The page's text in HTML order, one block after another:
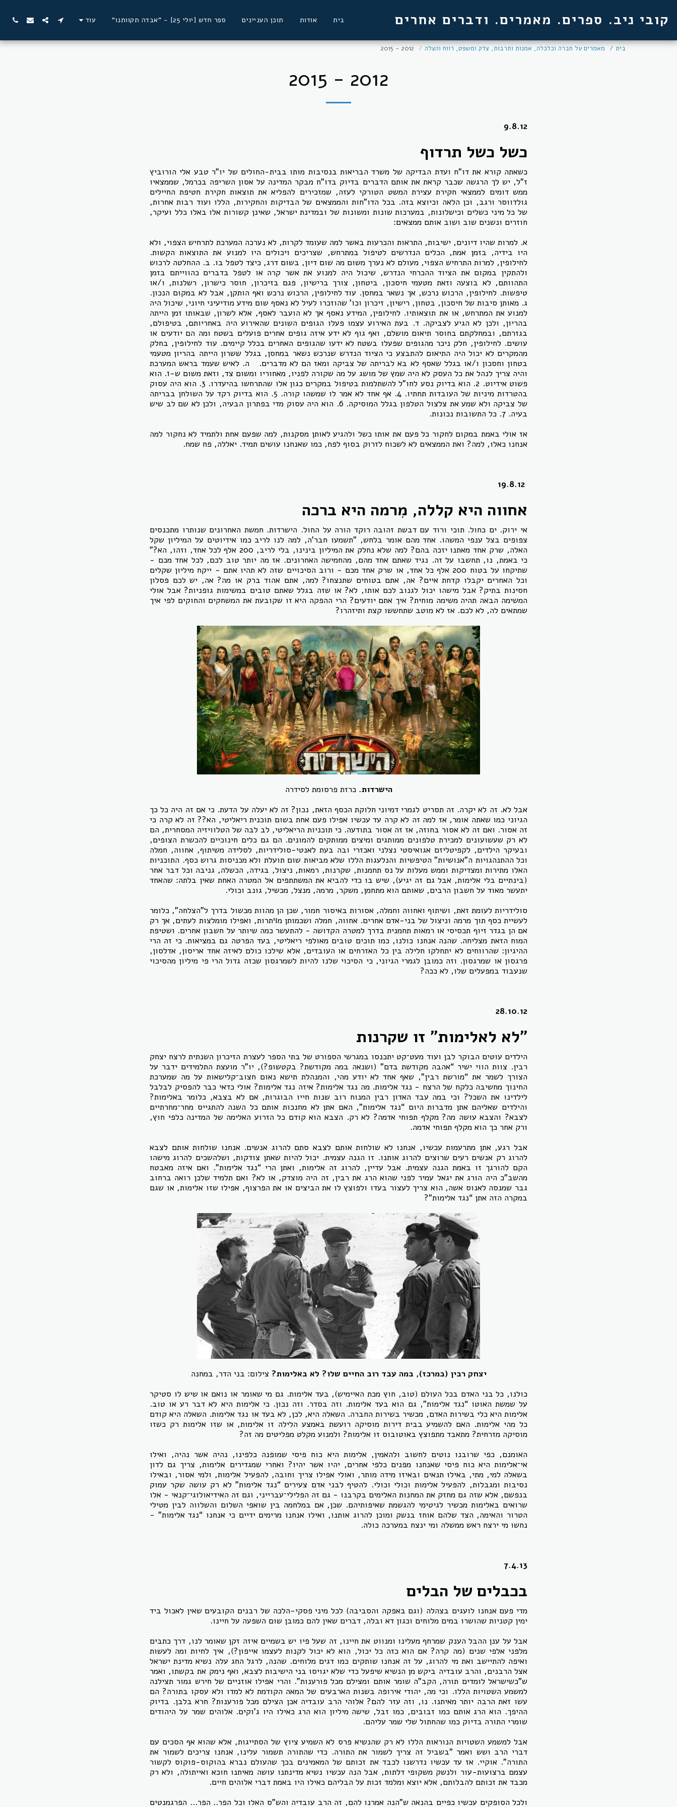
קובי ניב. ספרים. מאמרים. ודברים אחרים בית אודות תוכן העניינים ספר חדש [יולי 25] - "אבדה תקוותנו" עוד
בית מאמרים על חברה וכלכלה, אמנות ותרבות, צדק ומשפט, רווח והצלה 2012 - 2015
2012 - 2015
9.8.12
כשל כשל תרדוף
כשאתה קורא את דו"ח ועדת הבדיקה של משרד הבריאות בנסיבות מותו בבית-החולים של יו"ר טבע אלי הורוביץ
ז"ל, יש לך הרגשה שכבר קראת את אותם הדברים בדיוק בדו"ח מבקר המדינה על אסון השריפה בכרמל, שממצאיו
ממש דומים לממצאי חקירת עצירת המשט הטורקי לעזה, שמזכירים להפליא את תוצאות חקירת חטיפת החיילים
גולדווסר ורגב, וכן הלאה וכיוצא בזה. בכל הדו"חות והממצאים של הבדיקות והחקירות, הללו ועוד רבות אחרות,
של כל מיני כשלים וכישלונות, במערכות שונות ומשונות של ובמדינת ישראל, שאינן קשורות אלו באלו כלל ועיקר,
חוזרים ונשנים שוב ושוב אותם ממצאים:
א. למרות שהיו דיונים, ישיבות, התראות והכרעות באשר למה שעומד לקרות, לא נערכה המערכת לתרחיש הצפוי, ולא
היו בידיה, בזמן אמת, הכלים הנדרשים לטיפול במתרחש, שצריכים ויכולים היו למנוע את התוצאות הקשות.
לחילופין, למרות התרחיש הצפוי, מעולם לא נערך משום מה שום דיון, בשום דרג, כיצד לטפל בו. ב. ההחלטה לרכוש
ולהתקין במקום את הציוד ההכרחי הנדרש, שיכול היה למנוע את אשר קרה או לטפל בדברים כהווייתם בזמן
התהוותם, לא בוצעה וזאת מטעמי חיסכון, ביטחון, צורך ברישיון, פגם בזיכרון, חוסר כישרון, רשלנות, ו/או
טיפשות. לחילופין, הרכוש נרכש, אך נשאר במחסן. עוד לחילופין, הרכוש נרכש ואף הותקן, אבל לא במקום הנכון.
ג. מאותן סיבות של חיסכון, בטחון, רישיון, זיכרון וכו' שהוזכרו לעיל לא נאסף שום מידע מודיעיני חיוני, שיכול היה
למנוע את המתרחש, או את תוצאותיו. לחילופין, המידע נאסף אך לא הועבר לאסף, אלא לשרון, שבאותו זמן הייתה
בהריון, ולכן לא הגיע לצביקה. ד. בעת האירוע עצמו פעלו הגופים השונים שהאירוע היה באחריותם, בטיפולם,
בגזרתם, ובמחלקתם בחוסר תיאום מושלם, ואף גוף לא ידע איזה גופים אחרים פועלים בשטח ומה הם יודעים או
עושים. לחילופין, חלק ניכר מהגופים שפעלו בשטח לא ידעו שהגופים האחרים בכלל קיימים. עוד לחילופין, בחלק
מהמקרים לא יכול היה התיאום להתבצע כי הציוד הנדרש שנרכש נשאר במחסן, בגלל ששרון הייתה בהריון מטעמי
בטחון וחסכון ו/או בגלל שאסף לא בא לבריתה של צביקה ומאז הם לא מדברים. ה. לאיש שעמד בראש המערכת
והיה צריך לנהל את כל העסק לא היה שמץ של מושג על מה שקורה לפניו, מאחוריו ומשום צד, וזאת משום ש-1. הוא
פשוט אידיוט. 2. הוא בדיוק נסע לחו"ל להשתלמות בטיפול במקרים כגון אלו שהתרחשו בהיעדרו. 3. הוא היה עסוק
בהטרדות מיניות של העובדות תחתיו. 4. אף אחד לא אמר לו שמשהו קורה. 5. הוא בדיוק רקד על השולחן בבריתה
של צביקה ולא שמע את צלצול הטלפון בגלל המוסיקה. 6. הוא היה עסוק מדי בפתרון הבעיה, ולכן לא שם לב שיש
בעיה. 7. כל התשובות נכונות.
אז אולי באמת במקום לחקור כל פעם את אותו כשל ולהגיע לאותן מסקנות, למה שפעם אחת ולתמיד לא נחקור למה
אנחנו כאלו, למה? ואת הממצאים לא לשכוח לזרוק בסוף לפח, כמו שאנחנו עושים תמיד. יאללה, פח שמח.
19.8.12
אחווה היא קללה, מִרמה היא ברכה
אי ירוק. ים כחול. תוכי ורוד עם דבשת זהובה רוקד הורה על החול. הישרדות. חמשת האחרונים שנותרו מתכנסים
צפופים בצל ענפי המשהו. אחד מהם אומר בלחש, "תשמעו חבר'ה, למה לנו לריב כמו אידיוטים על המיליון שקל
האלה, שרק אחד מאתנו יזכה בהם? למה שלא נחלק את המיליון בינינו, בלי לריב, 200 אלף לכל אחד, וזהו, הא?"
כי באמת, נו, תחשבו על זה. נגיד שאתם אחד מהם, מהחמישה האחרונים. אז מה יותר טוב לכם, לכל אחד מכם -
שתיקחו על בטוח 200 אלף כל אחד, או שרק אחד מכם - ורוב הסיכויים שזה לא תהיו אתם - ייקח מיליון שקלים
וכל האחרים יקבלו קדחת איים? אה, אתם בטוחים שתנצחו? למה, אתם אהוד ברק או מה? אה, יש לכם פסלון
חסינות בתיק? אבל מישהו יכול לגנוב לכם אותו, לא? או שזה בגלל שאתם טובים במשימות גופניות? אבל אולי
המשימה הבאה תהיה משימה מוחית? איך אתם יודעים? הרי ההפקה היא זו שקובעת את המשחקים והחוקים לפי איך
שמתאים לה, לא לכם. אז לא מוטב שתחששו קצת ותיזהרו?
הישרדות. כרזת פרסומת לסידרה
אבל לא. זה לא יקרה. זה תסריט לגמרי דמיוני חלוקת הכסף הזאת, נכון? זה לא יעלה על הדעת. כי אם זה היה כל כך
הגיוני כמו שאתה אומר, אז למה זה לא קרה עד עכשיו אפילו פעם אחת בשום תוכנית ריאליטי, הא?? זה לא קרה כי
זה אסור. ואם זה לא אסור בחוזה, אז זה אסור בתודעה. כי תוכניות הריאליטי, לב לבה של הטלוויזיה המסחרית, הם
לא רק שעשועונים למכירת טלפונים ממותגים ומיצים ממותקים להמונים. הם גם כלים חינוכיים להכשרת הצופים,
ובעיקר הילדים, לקפיטליזם אגואיסטי נצלני ואכזרי ובה בעת לאנטי-סולידריות, לסלידה משיתוף, אחווה, חמלה
וכל ההתנהגויות ה"אנושיות" הטיפשיות והנלעגות הללו שלא מביאות שום תועלת ולא מכניסות גרוש כסף. התוכניות
האלו מתירות ומצדיקות וממש מעלות על נס תחמנות, שקרנות, רמאות, ניצול, בגידה, הכשלה, גניבה וכל דבר אחר
(בינתיים בלי אלימות, אבל גם זה יגיע), שיש בו כדי להביא את המשתתפים אל המטרה האחת שאין בלתה: שהאחד
יתעשר מאוד על חשבון הרבים, שאותם הוא מתחמן, משקר, מרמה, מנצל, מכשיל, גונב וכולי.
סולידריות לעומת זאת, ושיתוף ואחווה וחמלה, אסורות באיסור חמור, שכן הן מהוות מכשול בדרך ל"הצלחה", כלומר
לעשיית כסף תוך מרמה וניצול של בני-אדם אחרים. אחווה, חמלה ושכמותן מױתרות, ואפילו מומלצות לעתים, אך רק
אם הן בגדר זיוף תכסיסי או רמאות תחמנית בדרך למטרה הקדושה - להתעשר כמה שיותר על חשבון אחרים. ושטיפת
המוח הזאת מצליחה. שהנה אנחנו כולנו, כמו תוכים טובים מאולפי ריאליטי, בעד הפרטה גם במציאות. כי זה הרי
ההיגיון: שהרווחים לא יתחלקו חלילה בין כל האזרחים או העובדים, אלא שילכו כולם לאיזה אחד אריסון, אדלסון,
פרגסון או שמרגסון. וזה כמובן לגמרי הגיוני, כי הסיכוי שלנו להיות לשמרגסון שכזה גדול הרי פי מיליון מהסיכוי
שנעבוד במפעלים שלו, לא ככה?
28.10.12
"לא לאלימות" זו שקרנות
הילדים עוטים הבוקר לבן ועוד מעט־קט יתכנסו במגרשי הספורט של בתי הספר לעצרת הזיכרון השנתית לרצח יצחק
רבין. צוות הווי ישיר “אהבה מקודשת בדם” ‏(ושנאה במה מקודשת? בקטשופ?‏), יו”ר מועצת התלמידים ידבר על
הצורך לשמר את “מורשת רבין”, שאף אחד לא יודע מהי, והמנהלת תישא נאום חצוב־קלישאות על מה שמערכת
החינוך מחשיבה כלקח של הרצח - נגד אלימות. מה נגד אלימות? איזה נגד אלימות? אולי כדאי כבר להפסיק לבלבל
לילדינו את השכל? וכי במה עבד האדון רבין המנוח רוב שנות חייו הבוגרות, אם לא בצבא, כלומר באלימות?
והילדים שאליהם אתן מדברות היום “נגד אלימות”, האם אתן לא מחנכות אותם כל השנה להתגייס מחר־מחרתיים
לצבא? והצבא עושה מה? מקלף תפוחי אדמה? לא רק. הצבא הוא קודם כל הזרוע האלימה של המדינה כלפי חוץ,
ורק אחר כך הוא מקלף תפוחי אדמה.
אבל רגע, אתן מתרעמות עכשיו, אנחנו לא שולחות אותם לצבא סתם להרוג אנשים. אנחנו שולחות אותם לצבא
להרוג רק אנשים רעים שרוצים להרוג אותנו. זו הגנה עצמית. יכול להיות שאתן צודקות, ושלהשכים להרוג מישהו
הקם להורגך זו באמת הגנה עצמית. אבל עדיין, להרוג זה אלימות, ואתן הרי “נגד אלימות”. ואם איזה מאבטח
מהשב”כ היה הורג את יגאל עמיר לפני שהוא הרג את רבין, זה היה מוצדק, או לא? ואם תלמיד שלכן רואה ברחוב
גבר שמנסה לאנוס אשה, הוא צריך לעצור בעדו ולפוצץ לו את הביצים או את הפרצוף, אפילו שזו אלימות, או שגם
במקרה הזה אתן “נגד אלימות”?
יצחק רבין (במרכז), במה עבד רוב החיים שלו? לא באלימות? צילום: בני הדר, במחנה
כולנו, כל בני האדם בכל העולם ‏(טוב, חוץ מכת האיימיש‏), בעד אלימות. גם מי שאומר או נואם או שיש לו סטיקר
על שמשת האוטו “נגד אלימות”, גם הוא בעד אלימות. וזה בסדר. וזה נכון. כי אלימות היא לא דבר רע או טוב.
אלימות היא כלי בשירות האדם, מכשיר בשירות החברה. השאלה היא, לכן, לא בעד או נגד אלימות. השאלה היא קודם
כל מהי אלימות. האם להשמיע בבית דירות מוסיקה רועשת באמצע הלילה זו אלימות, או שזו אלימות רק כשזו
מוסיקה מזרחית? מתאבד מתפוצץ באוטובוס זו אלימות? ולמנוע מקלט מפליטים מה זה?
האומנם, כפי שרובנו נוטים לחשוב ולהאמין, אלימות היא כוח פיסי שמופנה כלפינו, נהיה אשר נהיה, ואילו
אי־אלימות היא כוח פיסי שאנחנו מפנים כלפי אחרים, יהיו אשר יהיו? ואחרי שמגדירים אלימות, צריך גם לדון
בשאלה למי, מתי, באילו תנאים ובאיזו מידה מותר, ואולי אפילו צריך וחובה, להפעיל אלימות, ולמי אסור, ובאילו
נסיבות ומגבלות, להפעיל אלימות וכולי וכולי. להטיף לבני אדם צעירים “נגד אלימות” לא רק עושה שקר עמוק
בנפשם, אלא שזה גם מחזק את המחנות האלימים בקרבנו - גם זה הפלילי־עברייני, וגם זה האידיאולוגי־קנאי - אלו
שרואים באלימות מכשיר לגיטימי להגשמת שאיפותיהם. שכן, אם במלחמה בין שואפי השלום והשלווה לבין מטילי
הטרור והאימה, הצד שלהם אוחז בנשק ומוכן להרוג אותנו, ואילו אנחנו מרימים ידיים כי אנחנו “נגד אלימות” -
נחשו מי ירצח ראש ממשלה ומי ינצח במערכה כולה.
7.4.13
בכבלים של הבלים
מדי פעם אנחנו לועגים בצהלה (וגם באפקה והסביבה) לכל מיני פסקי-הלכה של רבנים הקובעים שאין לאכול ביד
ימין קטניות שהושרו במים מלוחים וכגון דא ובלה, דברים שאין להם כמובן שום השפעה על חיינו.
אבל על ענן ההבל הענק שמרחף מעלינו ומנווט את חיינו, זה שעל פיו יש בשמיים איזה זקן שאומר לנו, דרך כתבים
מלפני אלפי שנים (מה קרה? אם הוא כזה כל יכול, הוא לא יכול לקנות לעצמו אייפון?), איך לחיות ומה לעשות
ואיפה להתיישב ואת מי להרוג, על זה אנחנו שותקים כמו דגים מלוחים. שהנה, לרגל החג עלה נשיא מדינת ישראל
אצל הרבנים, והרב עובדיה ביקש מן הנשיא שיפעל כדי שלא יגויסו בני הישיבות לצבא, ואף נימק את בקשתו, ואמר
ש"כשישראל לומדים תורה, הקב"ה שומר אותם ומצילם מכל פורענות". והרי אפילו אוזניים של חירש גמור תצילנה
למשמע השטויות הללו. וכי מה, יהודי אירופה בשנות הארבעים של המאה הקודמת לא למדו ולא עסקו בתורה? הם
עשו זאת הרבה יותר מאיתנו. נו, וזה עזר להם? אלוהי הרב עובדיה אכן הצילם מכל פורענות? חרא בלבן. בדיוק
ההיפך. הוא הרג אותם כמו זבובים, כמו זבל, שישה מיליון הוא הרג כאילו היו ג'וקים. אלוהים שמר על היהודים
שומרי התורה בדיוק כמו שהחתול שלי שמר עליהם.
אבל למשמע השטויות הנוראות הללו לא רק שהנשיא פרס לא השמיע ציוץ של הסתייגות, אלא שהוא אף הסכים עם
דברי הרב ושש ואמר "בשביל זה צריך לשמור את התורה. כדי שהתורה תשמור עלינו, אנחנו צריכים לשמור את
התורה". אוקיי. אז עד עכשיו נדרשנו לכבד את זכותם של המאמינים בכך שהעולם נברא בהוקוס-פוקוס לקשור
עצמם ברצועות-עור ולנשק משקופי דלתות, אבל הנה עכשיו נשיא מדינתנו עושה מאיתנו חוכא ואייתולה, ולא רק
מכבד את זכותם להבלותם, אלא יוצא ומלמד זכות על הבליהם כאילו היו באמת דברי אלוהים חיים.
ולכל הסופקים עכשיו כפיים בהנאה ש"הנה אמרנו להם, זה הרב עובדיה והש"ס האלו וכל הפר.. הפר... הפרגמנטים